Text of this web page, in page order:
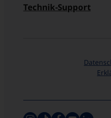
Technik-Support